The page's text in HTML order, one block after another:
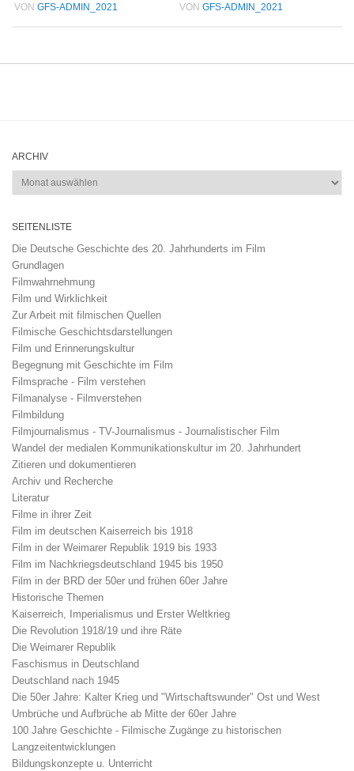
VON GFS-ADMIN_2021 VON GFS-ADMIN_2021
ARCHIV
Archiv
SEITENLISTE
Die Deutsche Geschichte des 20. Jahrhunderts im Film
Grundlagen
Filmwahrnehmung
Film und Wirklichkeit
Zur Arbeit mit filmischen Quellen
Filmische Geschichtsdarstellungen
Film und Erinnerungskultur
Begegnung mit Geschichte im Film
Filmsprache - Film verstehen
Filmanalyse - Filmverstehen
Filmbildung
Filmjournalismus - TV-Journalismus - Journalistischer Film
Wandel der medialen Kommunikationskultur im 20. Jahrhundert
Zitieren und dokumentieren
Archiv und Recherche
Literatur
Filme in ihrer Zeit
Film im deutschen Kaiserreich bis 1918
Film in der Weimarer Republik 1919 bis 1933
Film im Nachkriegsdeutschland 1945 bis 1950
Film in der BRD der 50er und frühen 60er Jahre
Historische Themen
Kaiserreich, Imperialismus und Erster Weltkrieg
Die Revolution 1918/19 und ihre Räte
Die Weimarer Republik
Faschismus in Deutschland
Deutschland nach 1945
Die 50er Jahre: Kalter Krieg und "Wirtschaftswunder" Ost und West
Umbrüche und Aufbrüche ab Mitte der 60er Jahre
100 Jahre Geschichte - Filmische Zugänge zu historischen
Langzeitentwicklungen
Bildungskonzepte u. Unterricht